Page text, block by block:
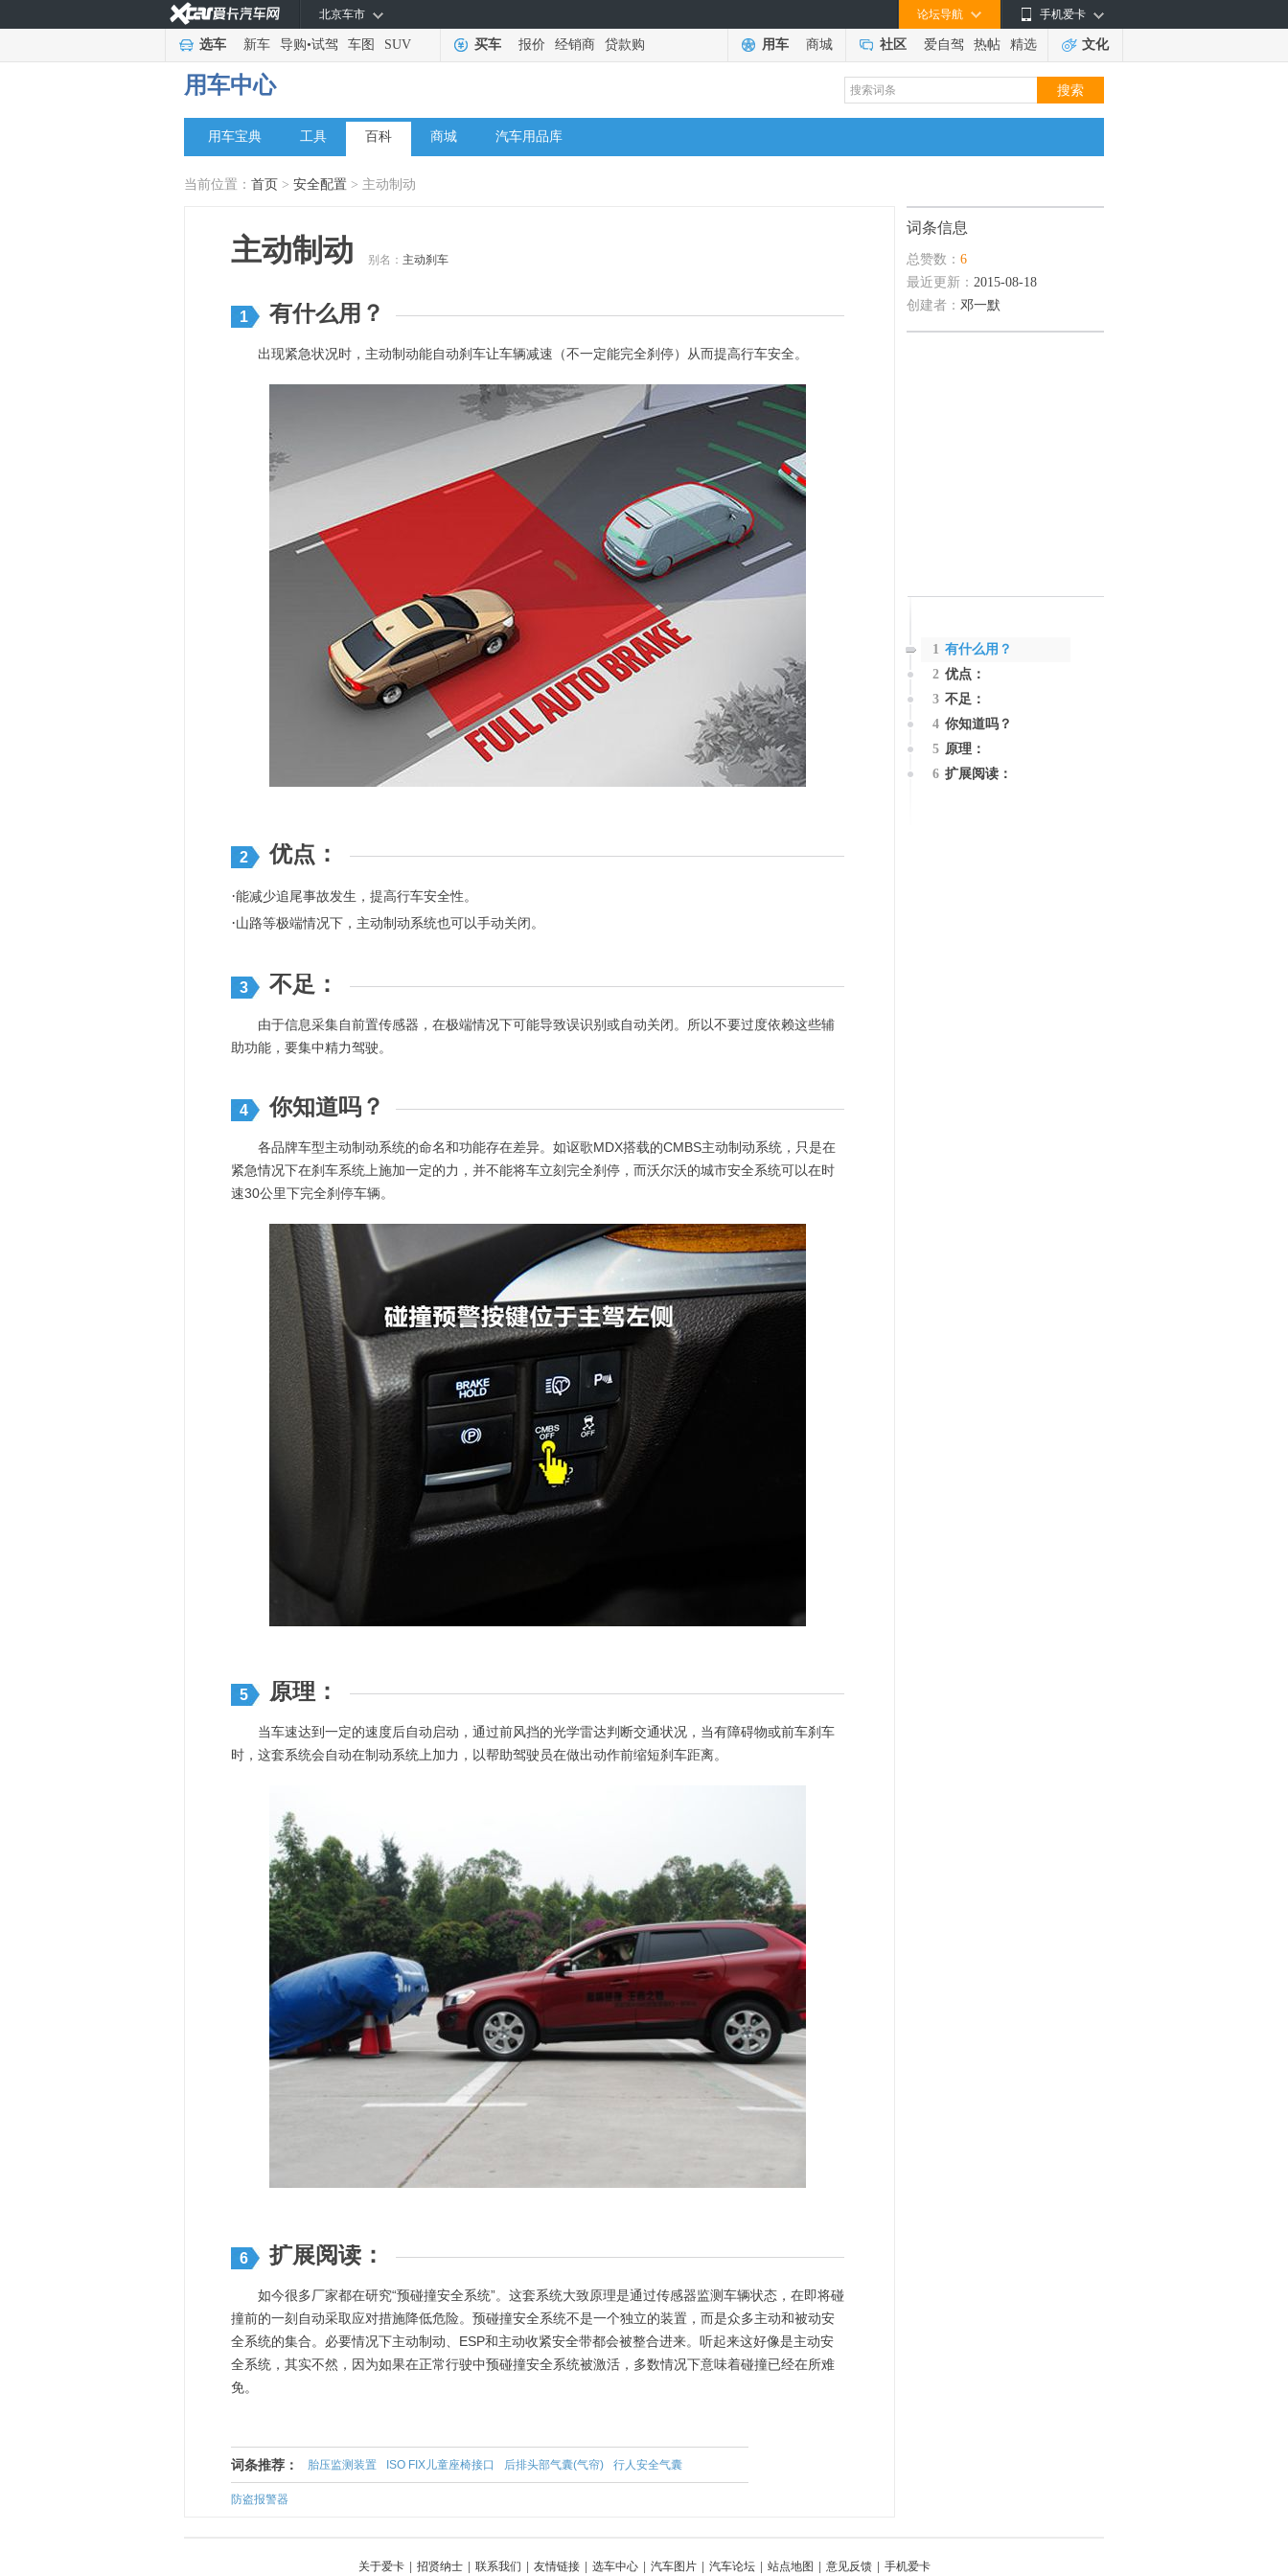
手机爱卡
论坛导航
北京车市
选车 新车 导购•试驾 车图 SUV 买车 报价 经销商 贷款购 用车 商城 社区 爱自驾 热帖 精选 文化
用车中心
用车宝典 工具 百科 商城 汽车用品库
当前位置： 首页 > 安全配置 > 主动制动
主动制动 别名： 主动刹车
1 有什么用？
出现紧急状况时，主动制动能自动刹车让车辆减速（不一定能完全刹停）从而提高行车安全。
2 优点：
·能减少追尾事故发生，提高行车安全性。
·山路等极端情况下，主动制动系统也可以手动关闭。
3 不足：
由于信息采集自前置传感器，在极端情况下可能导致误识别或自动关闭。所以不要过度依赖这些辅
助功能，要集中精力驾驶。
4 你知道吗？
各品牌车型主动制动系统的命名和功能存在差异。如讴歌MDX搭载的CMBS主动制动系统，只是在
紧急情况下在刹车系统上施加一定的力，并不能将车立刻完全刹停，而沃尔沃的城市安全系统可以在时
速30公里下完全刹停车辆。
5 原理：
当车速达到一定的速度后自动启动，通过前风挡的光学雷达判断交通状况，当有障碍物或前车刹车
时，这套系统会自动在制动系统上加力，以帮助驾驶员在做出动作前缩短刹车距离。
6 扩展阅读：
如今很多厂家都在研究“预碰撞安全系统”。这套系统大致原理是通过传感器监测车辆状态，在即将碰
撞前的一刻自动采取应对措施降低危险。预碰撞安全系统不是一个独立的装置，而是众多主动和被动安
全系统的集合。必要情况下主动制动、ESP和主动收紧安全带都会被整合进来。听起来这好像是主动安
全系统，其实不然，因为如果在正常行驶中预碰撞安全系统被激活，多数情况下意味着碰撞已经在所难
免。
词条推荐： 胎压监测装置 ISO FIX儿童座椅接口 后排头部气囊(气帘) 行人安全气囊
防盗报警器
词条信息
总赞数： 6
最近更新： 2015-08-18
创建者： 邓一默
1 有什么用？
2 优点：
3 不足：
4 你知道吗？
5 原理：
6 扩展阅读：
关于爱卡 招贤纳士 联系我们 友情链接 选车中心 汽车图片 汽车论坛 站点地图 意见反馈 手机爱卡